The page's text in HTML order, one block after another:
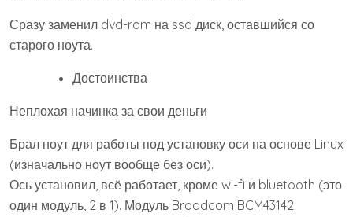
Сразу заменил dvd-rom на ssd диск, оставшийся со
старого ноута.
Достоинства
Неплохая начинка за свои деньги
Брал ноут для работы под установку оси на основе Linux
(изначально ноут вообще без оси).
Ось установил, всё работает, кроме wi-fi и bluetooth (это
один модуль, 2 в 1). Модуль Broadcom BCM43142.